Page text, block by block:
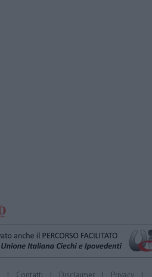
| Contatti | Disclaimer | Privacy |